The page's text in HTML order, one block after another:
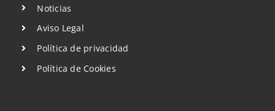
Noticias
Aviso Legal
Política de privacidad
Política de Cookies